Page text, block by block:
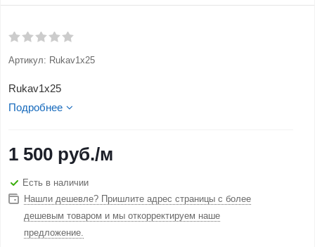
Артикул: Rukav1x25
Rukav1x25
Подробнее
1 500 руб./м
Есть в наличии
Нашли дешевле? Пришлите адрес страницы с более
дешевым товаром и мы откорректируем наше
предложение.